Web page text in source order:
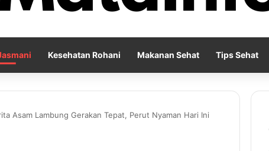
Kesehatan Rohani Makanan Sehat Tips Sehat
Asam Lambung Gerakan Tepat, Perut Nyaman Hari Ini